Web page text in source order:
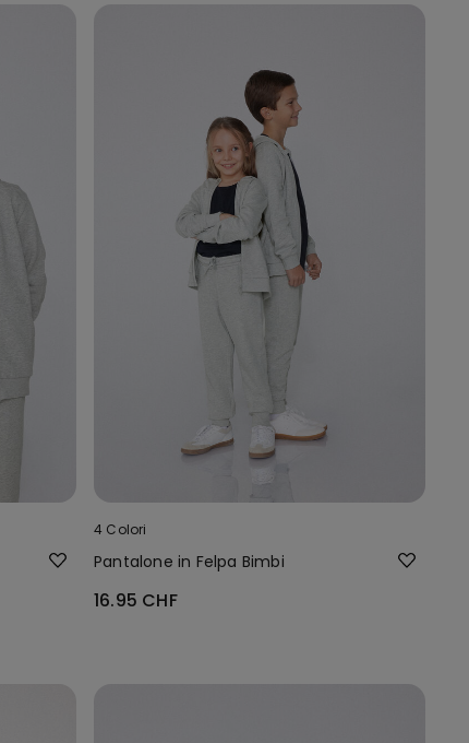
4 Colori
Pantalone in Felpa Bimbi
16.95 CHF